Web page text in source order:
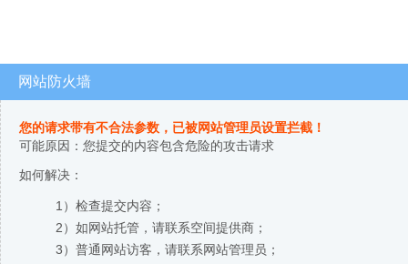
网站防火墙
您的请求带有不合法参数，已被网站管理员设置拦截！
可能原因：您提交的内容包含危险的攻击请求
如何解决：
1）检查提交内容；
2）如网站托管，请联系空间提供商；
3）普通网站访客，请联系网站管理员；